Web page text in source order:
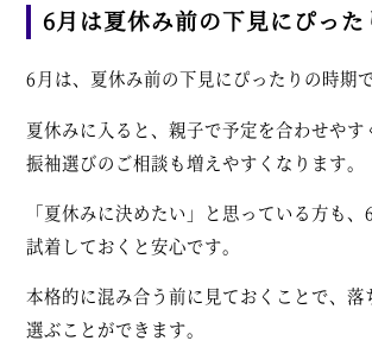
6月は夏休み前の下見にぴった
6月は、夏休み前の下見にぴったりの時期で
夏休みに入ると、親子で予定を合わせやす
振袖選びのご相談も増えやすくなります。
「夏休みに決めたい」と思っている方も
試着しておくと安心です。
本格的に混み合う前に見ておくことで、落
選ぶことができます。